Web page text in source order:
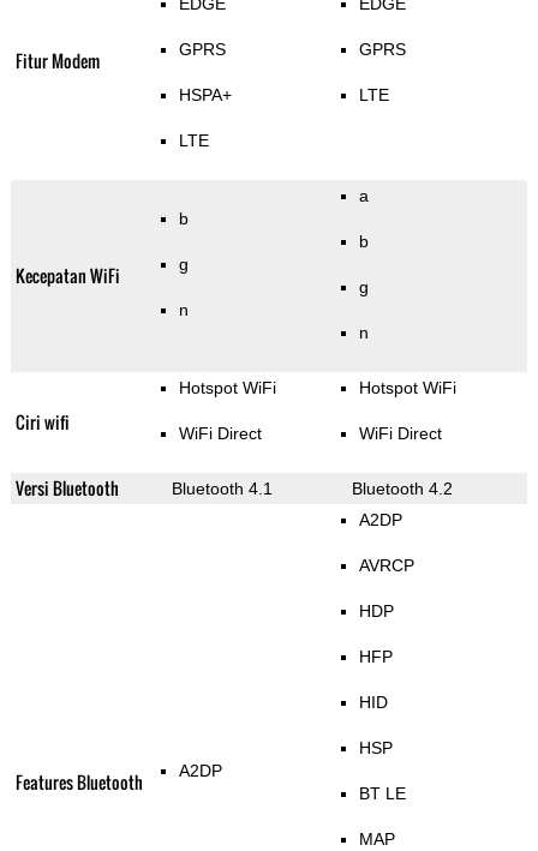
Fitur Modem GPRS
HSPA+
LTE
GPRS
LTE
Kecepatan WiFi
b
g
n
a
b
g
n
Ciri wifi
Hotspot WiFi
WiFi Direct
Hotspot WiFi
WiFi Direct
Versi Bluetooth Bluetooth 4.1 Bluetooth 4.2
Features Bluetooth A2DP
A2DP
AVRCP
HDP
HFP
HID
HSP
BT LE
MAP